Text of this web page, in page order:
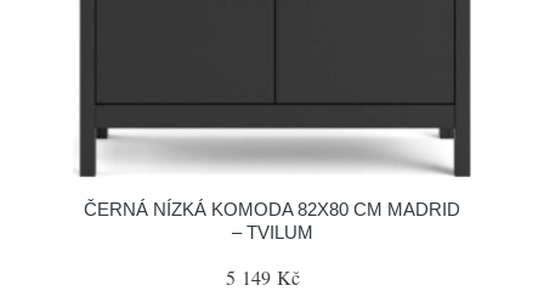
ČERNÁ NÍZKÁ KOMODA 82X80 CM MADRID
– TVILUM
5 149 Kč